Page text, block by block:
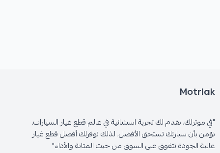
Motrlak
"في موترلك، نقدم لك تجربة استثنائية في عالم قطع غيار السيارات.
نؤمن بأن سيارتك تستحق الأفضل، لذلك نوفرلك أفضل قطع غيار
عالية الجودة تتفوق على السوق من حيث المتانة والأداء"